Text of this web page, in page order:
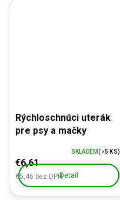
Rýchloschnúci uterák
pre psy a mačky
€5,46 bez DPH
€6,61
SKLADEM(>5 KS)
Detail